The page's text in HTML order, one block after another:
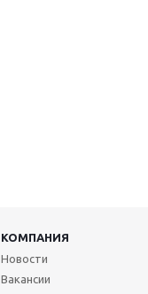
КОМПАНИЯ
Новости
Вакансии